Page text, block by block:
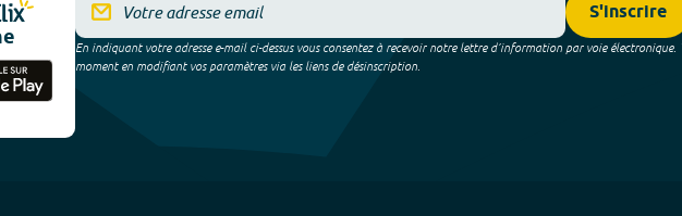
S'inscrire
En indiquant votre adresse e-mail ci-dessus vous consentez à recevoir notre lettre d’information par voie électronique.
moment en modifiant vos paramètres via les liens de désinscription.